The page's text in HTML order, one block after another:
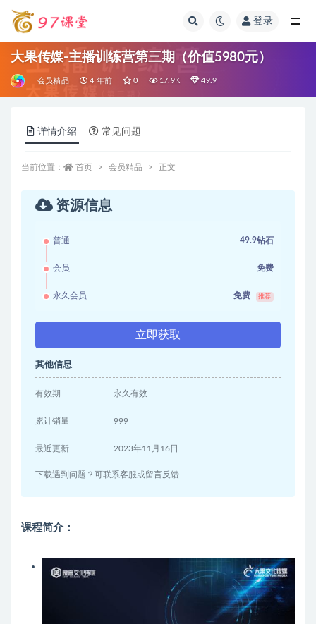
登录
大果传媒-主播训练营第三期（价值5980元）
会员精品 4 年前 0 17.9K 49.9
详情介绍 常见问题
当前位置： 首页 会员精品 正文
资源信息
普通 49.9钻石
会员 免费
永久会员 免费 推荐
立即获取
其他信息
有效期 永久有效
累计销量 999
最近更新 2023年11月16日
下载遇到问题？可联系客服或留言反馈
课程简介：